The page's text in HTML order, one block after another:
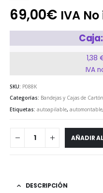
69,00€ IVA
1,38
IVA
SKU: P088K
Categorías: Bandejas y Cajas de Cartón
Etiquetas: autoapilable, automontable,
AÑADIR
DESCRIPCIÓN